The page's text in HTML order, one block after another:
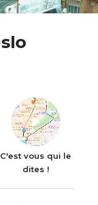
C'est vous qui le
dites !